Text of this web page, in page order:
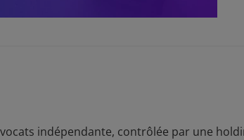
indépendante, contrôlée par une